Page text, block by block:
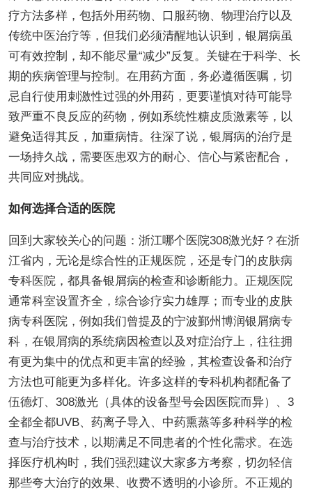
疗方法多样，包括外用药物、口服药物、物理治疗以及
传统中医治疗等，但我们必须清醒地认识到，银屑病虽
可有效控制，却不能尽量“减少”反复。关键在于科学、长
期的疾病管理与控制。在用药方面，务必遵循医嘱，切
忌自行使用刺激性过强的外用药，更要谨慎对待可能导
致严重不良反应的药物，例如系统性糖皮质激素等，以
避免适得其反，加重病情。往深了说，银屑病的治疗是
一场持久战，需要医患双方的耐心、信心与紧密配合，
共同应对挑战。
如何选择合适的医院
回到大家较关心的问题：浙江哪个医院308激光好？在浙
江省内，无论是综合性的正规医院，还是专门的皮肤病
专科医院，都具备银屑病的检查和诊断能力。正规医院
通常科室设置齐全，综合诊疗实力雄厚；而专业的皮肤
病专科医院，例如我们曾提及的宁波鄞州博润银屑病专
科，在银屑病的系统病因检查以及对症治疗上，往往拥
有更为集中的优点和更丰富的经验，其检查设备和治疗
方法也可能更为多样化。许多这样的专科机构都配备了
伍德灯、308激光（具体的设备型号会因医院而异）、3
全都全都UVB、药离子导入、中药熏蒸等多种科学的检
查与治疗技术，以期满足不同患者的个性化需求。在选
择医疗机构时，我们强烈建议大家多方考察，切勿轻信
那些夸大治疗的效果、收费不透明的小诊所。不正规的